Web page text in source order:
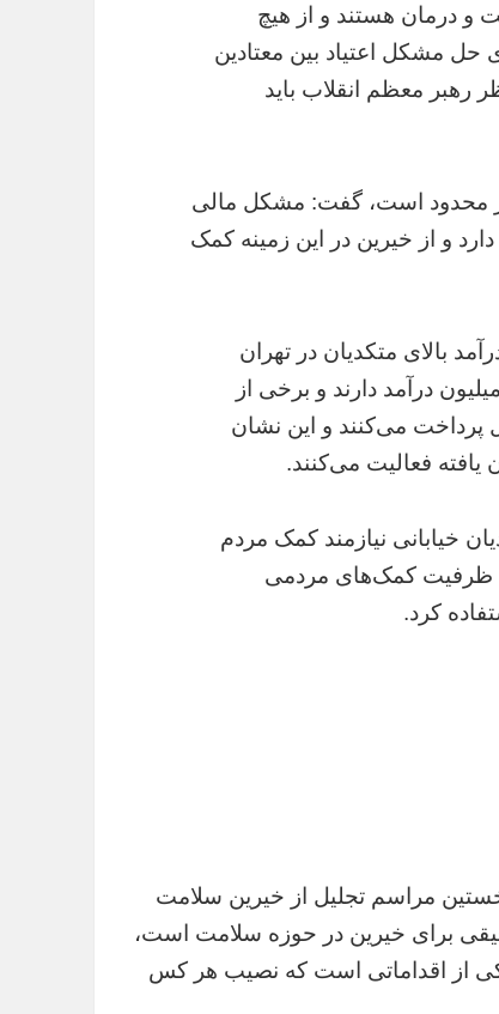
درمان هستند و از هیچ
حل مشکل اعتیاد بین معتادین
رهبر معظم انقلاب باید
محدود است، گفت: مشکل مالی
و از خیرین در این زمینه کمک
بالای متکدیان در تهران
گفت: در تهران متکدیانی هستند که بین سه تا ۲۰ میلیون درآمد دارند و برخی از
محل پرداخت می‌کنند و این نشان
فعالیت می‌کنند.
خیابانی نیازمند کمک مردم
ظرفیت کمک‌های مردمی
کرد.
مراسم تجلیل از خیرین سلامت
برای خیرین در حوزه سلامت است،
از اقداماتی است که نصیب هر کس